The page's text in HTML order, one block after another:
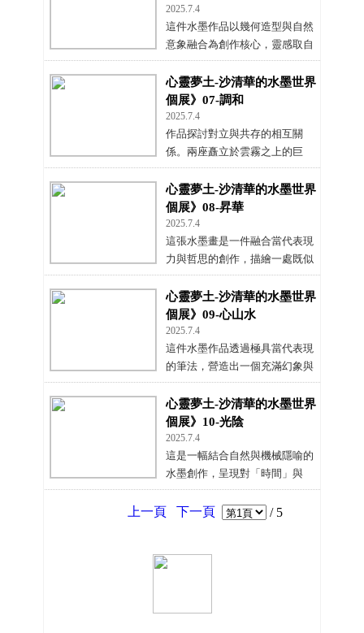
容器，岩面佈滿珊瑚狀孔洞，象
徵歲月的沉積與歷史記憶。
2025.7.4
這件水墨作品以幾何造型與自然
意象融合為創作核心，靈感取自
海邊礁岩的形貌與質地。
心靈夢土-沙清華的水墨世界
個展》07-調和
2025.7.4
作品探討對立與共存的相互關
係。兩座矗立於雲霧之上的巨
岩，中間筆直的縫隙如一道天開
之門，將畫面一分為二，卻不失
整體和諧。
心靈夢土-沙清華的水墨世界
個展》08-昇華
2025.7.4
這張水墨畫是一件融合當代表現
力與哲思的創作，描繪一處既似
仙境又如內在心靈投影的幻象山
水。
心靈夢土-沙清華的水墨世界
個展》09-心山水
2025.7.4
這件水墨作品透過極具當代表現
的筆法，營造出一個充滿幻象與
自然奇觀交融的意境。
心靈夢土-沙清華的水墨世界
個展》10-光陰
2025.7.4
這是一幅結合自然與機械隱喻的
水墨創作，呈現對「時間」與
「存在」的凝視與詮釋。
上一頁 下一頁 / 5